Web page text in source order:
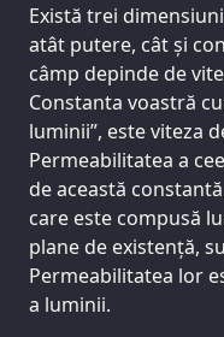
Există trei
atât putere, cât și
câmp depinde de
Constanta voastră
luminii”, este viteza
Permeabilitatea a
de această
care este compusă
plane de existență,
Permeabilitatea lor
a luminii.